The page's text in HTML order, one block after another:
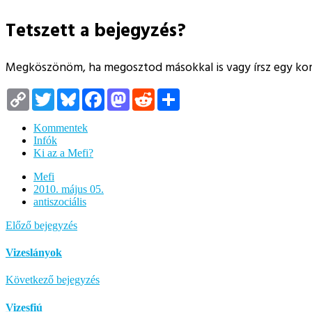
Tetszett a bejegyzés?
Megköszönöm, ha megosztod másokkal is vagy írsz egy
Copy
Link
TwitterBlueskyFacebookMastodon
Reddit
Kommentek
Infók
Ki az a Mefi?
Mefi
2010. május 05.
antiszociális
Előző bejegyzés
Vizeslányok
Következő bejegyzés
Vizesfiú